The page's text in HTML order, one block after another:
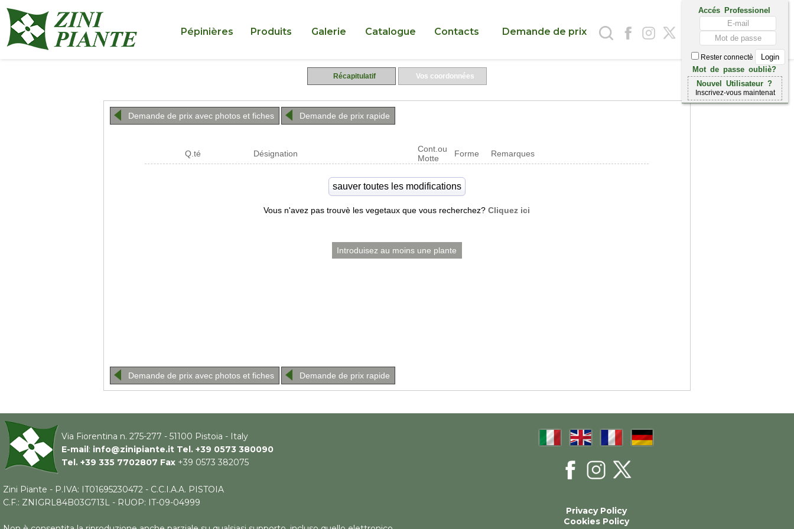
Pépinières Produits Galerie Catalogue Contacts Demande de prix
Accés Professionel
Rester connectè
Mot de passe oubliè?
Nouvel Utilisateur ?
Inscrivez-vous maintenat
Récapitulatif Vos coordonnées
Demande de prix avec photos et fiches Demande de prix rapide
Q.té Désignation
Cont.ou
Motte
Forme Remarques
Vous n'avez pas trouvè les vegetaux que vous recherchez?Cliquez ici
Introduisez au moins une plante
Demande de prix avec photos et fiches Demande de prix rapide
Via Fiorentina n. 275-277 - 51100 Pistoia - Italy
E-mail: info@zinipiante.it Tel. +39 0573 380090
Tel. +39 335 7702807 Fax+39 0573 382075
Zini Piante - P.IVA: IT01695230472 - C.C.I.A.A. PISTOIA
C.F.: ZNIGRL84B03G713L - RUOP: IT-09-04999
Privacy Policy
Cookies Policy